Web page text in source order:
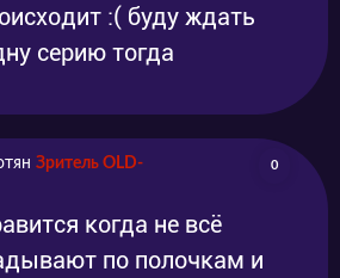
:( буду ждать
серию тогда
Зритель OLD-
0
когда не всё
по полочкам и